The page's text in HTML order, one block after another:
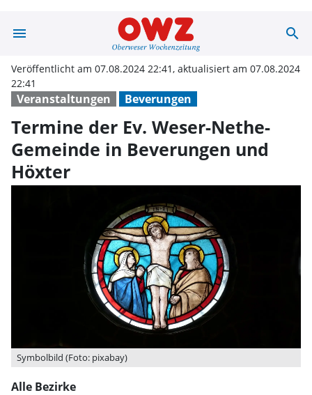
menu Termine der search
Veranstaltungen Beverungen
Veröffentlicht am 07.08.2024 22:41, aktualisiert am 07.08.2024
22:41
Termine der Ev. Weser-Nethe-
Gemeinde in Beverungen und
Höxter
Symbolbild (Foto: pixabay)
Alle Bezirke